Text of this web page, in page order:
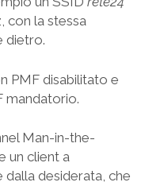
con la stessa
dietro.
PMF disabilitato e
mandatorio.
Man-in-the-
un client a
desiderata, che